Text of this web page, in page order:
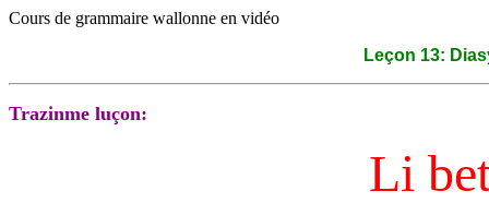
Cours de grammaire wallonne en vidéo
Leçon 13:
Trazinme luçon:
Li